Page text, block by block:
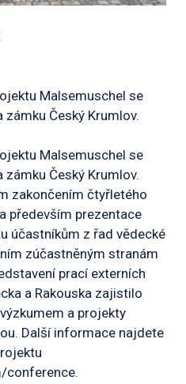
Malsemuschel se
Český Krumlov.
Malsemuschel se
Český Krumlov.
zakončením čtyřletého
především prezentace
účastníkům z řad vědecké
zúčastněným stranám
prací externích
a Rakouska zajistilo
a projekty
Další informace najdete
conference.